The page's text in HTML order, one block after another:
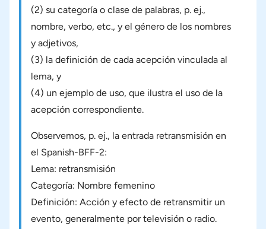
(2) su categoría o clase de palabras, p. ej.,
nombre, verbo, etc., y el género de los nombres
y adjetivos,
(3) la definición de cada acepción vinculada al
lema, y
(4) un ejemplo de uso, que ilustra el uso de la
acepción correspondiente.
Observemos, p. ej., la entrada retransmisión en
el Spanish-BFF-2:
Lema: retransmisión
Categoría: Nombre femenino
Definición: Acción y efecto de retransmitir un
evento, generalmente por televisión o radio.